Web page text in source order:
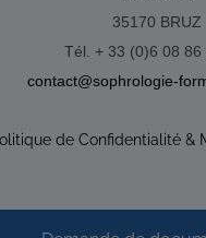
35170 BRUZ
Tél. + 33 (0)6 08 86
contact@sophrologie-
de Confidentialité &